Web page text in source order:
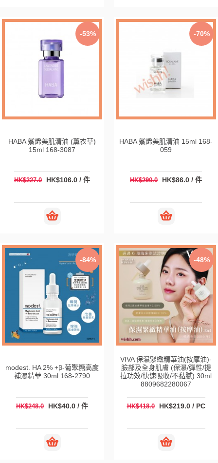
-53%
HABA 鯊烯美肌清油 (薰衣草)
15ml 168-3087
HK$227.0 HK$106.0 / 件
-70%
HABA 鯊烯美肌清油 15ml 168-
059
HK$290.0 HK$86.0 / 件
-84%
modest. HA 2% +β-葡聚糖高度
補濕精華 30ml 168-2790
HK$248.0 HK$40.0 / 件
-48%
VIVA 保濕緊緻精華油(按摩油)-
臉部及全身肌膚 (保濕/彈性/提
拉功效/快速吸收/不黏膩) 30ml
8809682280067
HK$418.0 HK$219.0 / PC